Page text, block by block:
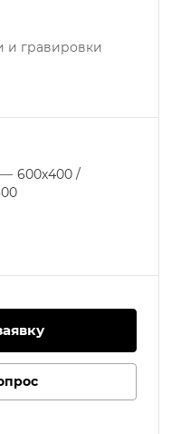
и гравировки
— 600х400 /